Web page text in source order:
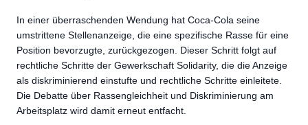
In einer überraschenden Wendung hat Coca-Cola seine
umstrittene Stellenanzeige, die eine spezifische Rasse für eine
Position bevorzugte, zurückgezogen. Dieser Schritt folgt auf
rechtliche Schritte der Gewerkschaft Solidarity, die die Anzeige
als diskriminierend einstufte und rechtliche Schritte einleitete.
Die Debatte über Rassengleichheit und Diskriminierung am
Arbeitsplatz wird damit erneut entfacht.